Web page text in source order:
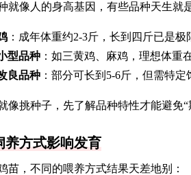
就像人的身高基因，有些品种天生就
：成年体重约2-3斤，长到四斤已是极
型品种 ：如三黄鸡、麻鸡，理想体重
良品种 ：部分可长到5-6斤，但需特定
像挑种子，先了解品种特性才能避免
养方式影响发育
苗，不同的喂养方式结果天差地别：